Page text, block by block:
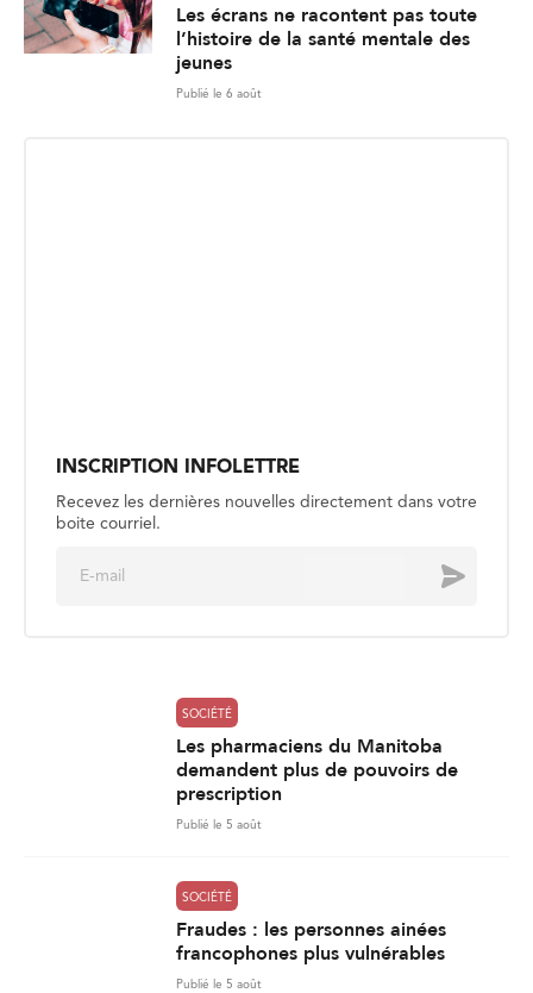
Les écrans ne racontent pas toute
l’histoire de la santé mentale des
jeunes
Publié le 6 août
INSCRIPTION INFOLETTRE
Recevez les dernières nouvelles directement dans votre
boite courriel.
Envoyer
SOCIÉTÉ
Les pharmaciens du Manitoba
demandent plus de pouvoirs de
prescription
Publié le 5 août
SOCIÉTÉ
Fraudes : les personnes ainées
francophones plus vulnérables
Publié le 5 août